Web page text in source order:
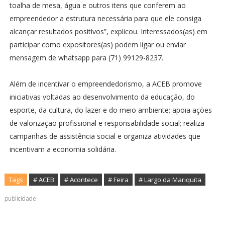
toalha de mesa, água e outros itens que conferem ao
empreendedor a estrutura necessária para que ele consiga
alcançar resultados positivos”, explicou. Interessados(as) em
participar como expositores(as) podem ligar ou enviar
mensagem de whatsapp para (71) 99129-8237.
Além de incentivar o empreendedorismo, a ACEB promove
iniciativas voltadas ao desenvolvimento da educação, do
esporte, da cultura, do lazer e do meio ambiente; apoia ações
de valorização profissional e responsabilidade social; realiza
campanhas de assistência social e organiza atividades que
incentivam a economia solidária.
Tags # ACEB # Acontece # Feira # Largo da Mariquita
publicidade